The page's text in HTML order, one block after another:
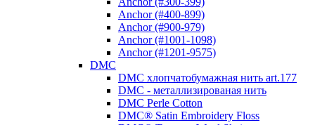
Anchor (#400-899)
Anchor (#900-979)
Anchor (#1001-1098)
Anchor (#1201-9575)
DMC
DMC хлопчатобумажная нить art.177
DMC - металлизированая нить
DMC Perle Cotton
DMC® Satin Embroidery Floss